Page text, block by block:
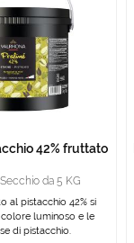
42% fruttato
da 5 KG
al pistacchio 42% si
luminoso e le
di pistacchio.